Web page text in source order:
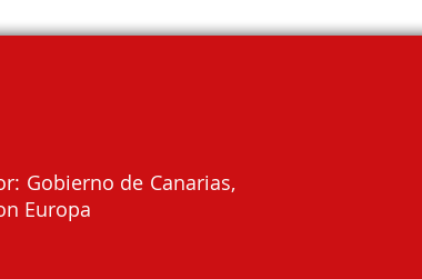
Gobierno de Canarias,
Europa